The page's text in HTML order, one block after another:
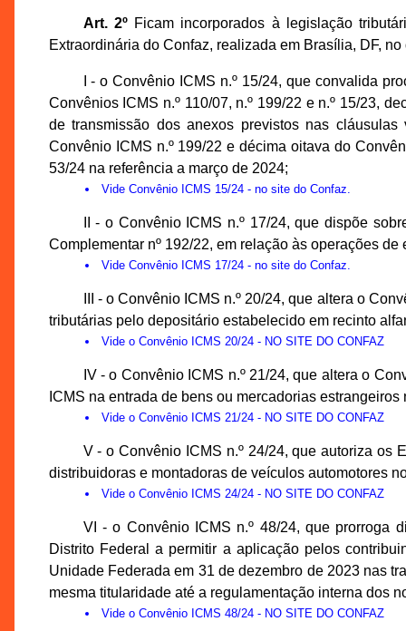
Art. 2ºFicam incorporados à legislação
Extraordinária do Confaz, realizada em Brasília, DF,
I - o Convênio ICMS n.º 15/24, que convalida
Convênios ICMS n.º 110/07, n.º 199/22 e n.º 15/23,
de transmissão dos anexos previstos nas
Convênio ICMS n.º 199/22 e décima oitava do
53/24 na referência a março de 2024;
VideConvênio ICMS 15/24 - no site do Confaz.
II - o Convênio ICMS n.º 17/24, que dispõe
Complementar nº 192/22, em relação às operações
VideConvênio ICMS 17/24 - no site do Confaz.
III - o Convênio ICMS n.º 20/24, que altera o
tributárias pelo depositário estabelecido em recinto
Video Convênio ICMS 20/24 - NO SITE DO CONFAZ
IV - o Convênio ICMS n.º 21/24, que altera o
ICMS na entrada de bens ou mercadorias estrangeiros
Video Convênio ICMS 21/24 - NO SITE DO CONFAZ
V - o Convênio ICMS n.º 24/24, que autoriza os
distribuidoras e montadoras de veículos automotores
Video Convênio ICMS 24/24 - NO SITE DO CONFAZ
VI - o Convênio ICMS n.º 48/24, que prorroga
Distrito Federal a permitir a aplicação pelos
Unidade Federada em 31 de dezembro de 2023 nas
mesma titularidade até a regulamentação interna dos
Video Convênio ICMS 48/24 - NO SITE DO CONFAZ